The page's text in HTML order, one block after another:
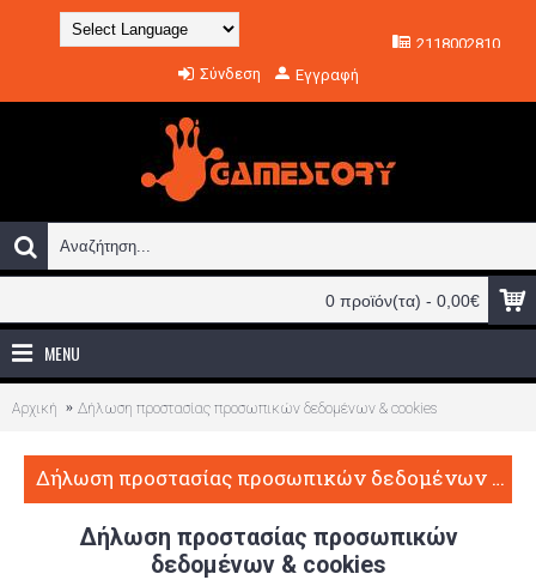
Translate
2118002810
Σύνδεση
Εγγραφή
0 προϊόν(τα) - 0,00€
MENU
Αρχική Δήλωση προστασίας προσωπικών δεδομένων & cookies
Δήλωση προστασίας προσωπικών δεδομένων & cookies
Δήλωση προστασίας προσωπικών
δεδομένων & cookies